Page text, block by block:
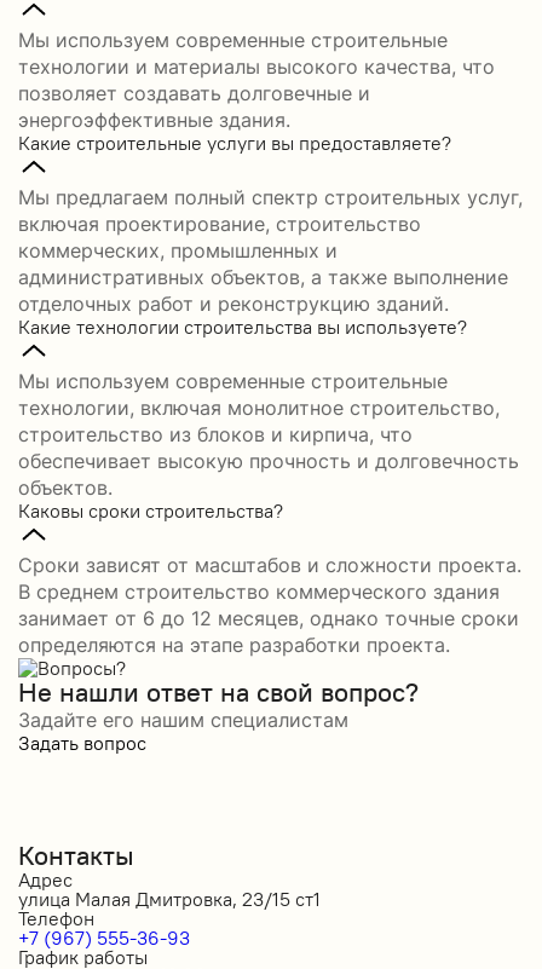
Мы используем современные строительные
технологии и материалы высокого качества, что
позволяет создавать долговечные и
энергоэффективные здания.
Какие строительные услуги вы предоставляете?
Мы предлагаем полный спектр строительных услуг,
включая проектирование, строительство
коммерческих, промышленных и
административных объектов, а также выполнение
отделочных работ и реконструкцию зданий.
Какие технологии строительства вы используете?
Мы используем современные строительные
технологии, включая монолитное строительство,
строительство из блоков и кирпича, что
обеспечивает высокую прочность и долговечность
объектов.
Каковы сроки строительства?
Сроки зависят от масштабов и сложности проекта.
В среднем строительство коммерческого здания
занимает от 6 до 12 месяцев, однако точные сроки
определяются на этапе разработки проекта.
Не нашли ответ на свой вопрос?
Задайте его нашим специалистам
Задать вопрос
Контакты
Адрес
улица Малая Дмитровка, 23/15 ст1
Телефон
+7 (967) 555-36-93
График работы